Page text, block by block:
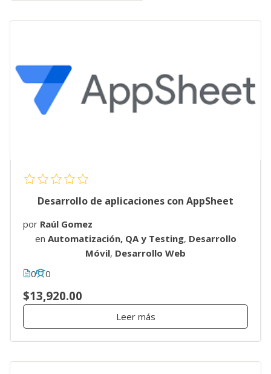
Desarrollo de aplicaciones con AppSheet
por Raúl Gomez
en Automatización, QA y Testing, Desarrollo
Móvil, Desarrollo Web
0
0
$13,920.00
Leer más